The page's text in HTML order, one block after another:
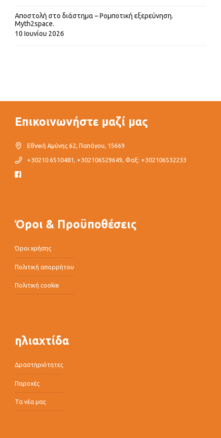
Αποστολή στο διάστημα – Ρομποτική εξερεύνηση.
Myth2space.
10 Ιουνίου 2026
Επικοινωνήστε μαζί μας
Εθνική Αμύνης 62, Παπάγου, 15669
+30210 6510481, +302106529649, Φαξ: +302106532233
Όροι & Προϋποθέσεις
Όροι χρήσης
Πολιτική απορρήτου
Πολιτική cookie
ηλιαχτίδα
Δραστηριότητες
Παροχές
Τα νέα μας